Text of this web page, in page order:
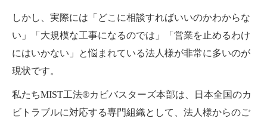
しかし、実際には「どこに相談すればいいのかわからな
い」「大規模な工事になるのでは」「営業を止めるわけ
にはいかない」と悩まれている法人様が非常に多いのが
現状です。
私たちMIST工法®カビバスターズ本部は、日本全国のカ
ビトラブルに対応する専門組織として、法人様からのご